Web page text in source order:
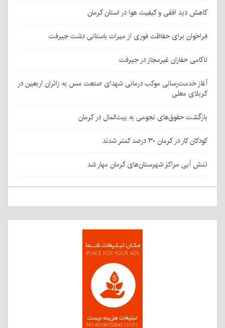
کاهش دید افقی و کیفیت هوا در استان کرمان
فراخوان برای حفاظت فوری از میراث باستانی دشت جیرفت
ناکامی حفاران غیرمجاز در جیرفت
آغاز خدمت‌رسانی موکب درمانی شهدای صنعت مس به زائران اربعین در
کربلای معلی
بازگشت حقوق‌های نجومی به بیت‌المال در کرمان
کودکان کار در کرمان ۳۰ درصد کمتر شدند
تنش آبی مراکز شهرستان‌های کرمان مهار شد